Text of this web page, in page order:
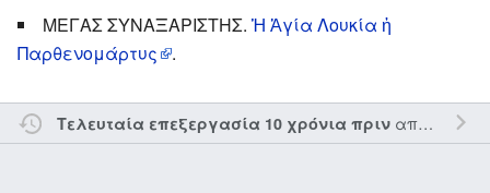
ΜΕΓΑΣ ΣΥΝΑΞΑΡΙΣΤΗΣ. Ἡ Ἁγία Λουκία ἡ
Παρθενομάρτυς
.
Τελευταία επεξεργασία 10 χρόνια πριναπό τον την